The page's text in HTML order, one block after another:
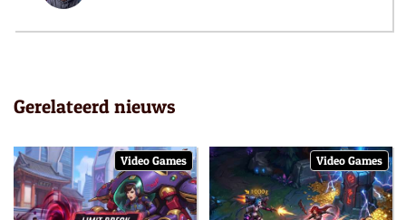
Gerelateerd nieuws
Video Games Video Games